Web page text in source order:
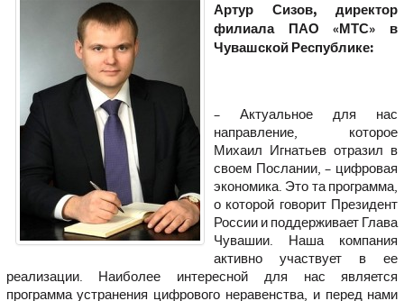
Артур Сизов, директор
филиала ПАО «МТС» в
Чувашской Республике:
– Актуальное для нас
направление, которое
Михаил Игнатьев отразил в
своем Послании, – цифровая
экономика. Это та программа,
о которой говорит Президент
России и поддерживает Глава
Чувашии. Наша компания
активно участвует в ее
реализации. Наиболее интересной для нас является
программа устранения цифрового неравенства, и перед нами